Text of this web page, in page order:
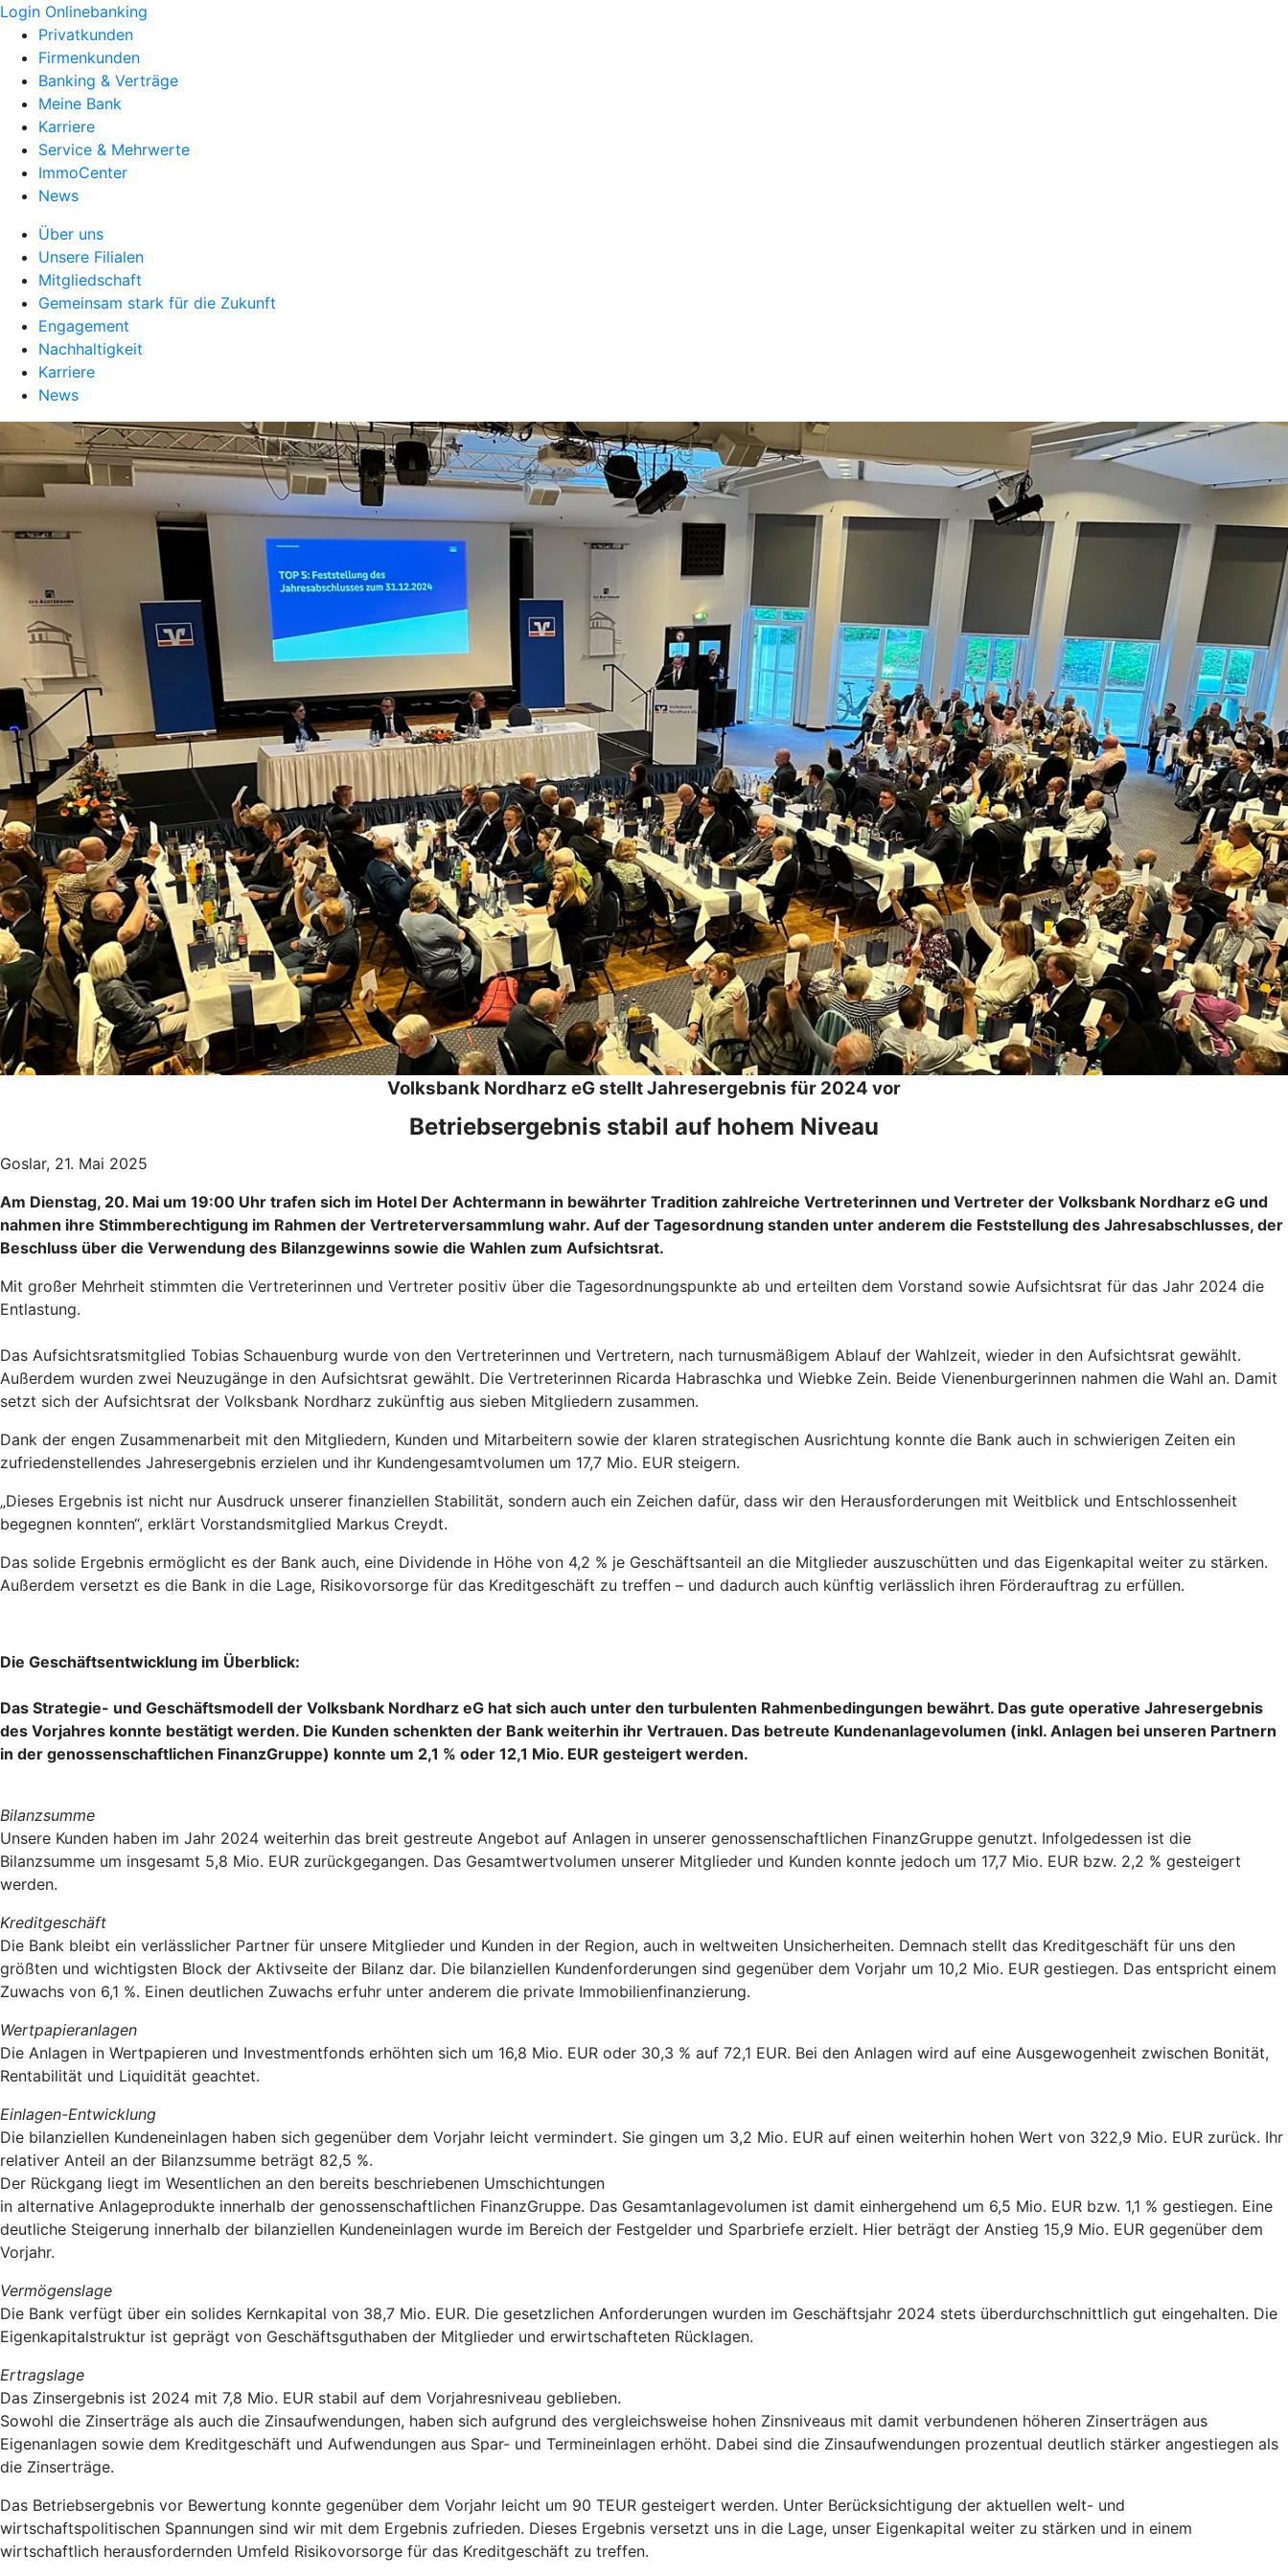
Login Onlinebanking
Privatkunden
Firmenkunden
Banking & Verträge
Meine Bank
Karriere
Service & Mehrwerte
ImmoCenter
News
Über uns
Unsere Filialen
Mitgliedschaft
Gemeinsam stark für die Zukunft
Engagement
Nachhaltigkeit
Karriere
News
Volksbank Nordharz eG stellt Jahresergebnis für 2024 vor
Betriebsergebnis stabil auf hohem Niveau
Goslar, 21. Mai 2025
Am Dienstag, 20. Mai um 19:00 Uhr trafen sich im Hotel Der Achtermann in bewährter Tradition zahlreiche Vertreterinnen und Vertreter der Volksbank Nordharz eG und
nahmen ihre Stimmberechtigung im Rahmen der Vertreterversammlung wahr. Auf der Tagesordnung standen unter anderem die Feststellung des Jahresabschlusses, der
Beschluss über die Verwendung des Bilanzgewinns sowie die Wahlen zum Aufsichtsrat.
Mit großer Mehrheit stimmten die Vertreterinnen und Vertreter positiv über die Tagesordnungspunkte ab und erteilten dem Vorstand sowie Aufsichtsrat für das Jahr 2024 die
Entlastung.
Das Aufsichtsratsmitglied Tobias Schauenburg wurde von den Vertreterinnen und Vertretern, nach turnusmäßigem Ablauf der Wahlzeit, wieder in den Aufsichtsrat gewählt.
Außerdem wurden zwei Neuzugänge in den Aufsichtsrat gewählt. Die Vertreterinnen Ricarda Habraschka und Wiebke Zein. Beide Vienenburgerinnen nahmen die Wahl an. Damit
setzt sich der Aufsichtsrat der Volksbank Nordharz zukünftig aus sieben Mitgliedern zusammen.
Dank der engen Zusammenarbeit mit den Mitgliedern, Kunden und Mitarbeitern sowie der klaren strategischen Ausrichtung konnte die Bank auch in schwierigen Zeiten ein
zufriedenstellendes Jahresergebnis erzielen und ihr Kundengesamtvolumen um 17,7 Mio. EUR steigern.
„Dieses Ergebnis ist nicht nur Ausdruck unserer finanziellen Stabilität, sondern auch ein Zeichen dafür, dass wir den Herausforderungen mit Weitblick und Entschlossenheit
begegnen konnten“, erklärt Vorstandsmitglied Markus Creydt.
Das solide Ergebnis ermöglicht es der Bank auch, eine Dividende in Höhe von 4,2 % je Geschäftsanteil an die Mitglieder auszuschütten und das Eigenkapital weiter zu stärken.
Außerdem versetzt es die Bank in die Lage, Risikovorsorge für das Kreditgeschäft zu treffen – und dadurch auch künftig verlässlich ihren Förderauftrag zu erfüllen.
Die Geschäftsentwicklung im Überblick:
Das Strategie- und Geschäftsmodell der Volksbank Nordharz eG hat sich auch unter den turbulenten Rahmenbedingungen bewährt. Das gute operative Jahresergebnis
des Vorjahres konnte bestätigt werden. Die Kunden schenkten der Bank weiterhin ihr Vertrauen. Das betreute Kundenanlagevolumen (inkl. Anlagen bei unseren Partnern
in der genossenschaftlichen FinanzGruppe) konnte um 2,1 % oder 12,1 Mio. EUR gesteigert werden.
Bilanzsumme
Unsere Kunden haben im Jahr 2024 weiterhin das breit gestreute Angebot auf Anlagen in unserer genossenschaftlichen FinanzGruppe genutzt. Infolgedessen ist die
Bilanzsumme um insgesamt 5,8 Mio. EUR zurückgegangen. Das Gesamtwertvolumen unserer Mitglieder und Kunden konnte jedoch um 17,7 Mio. EUR bzw. 2,2 % gesteigert
werden.
Kreditgeschäft
Die Bank bleibt ein verlässlicher Partner für unsere Mitglieder und Kunden in der Region, auch in weltweiten Unsicherheiten. Demnach stellt das Kreditgeschäft für uns den
größten und wichtigsten Block der Aktivseite der Bilanz dar. Die bilanziellen Kundenforderungen sind gegenüber dem Vorjahr um 10,2 Mio. EUR gestiegen. Das entspricht einem
Zuwachs von 6,1 %. Einen deutlichen Zuwachs erfuhr unter anderem die private Immobilienfinanzierung.
Wertpapieranlagen
Die Anlagen in Wertpapieren und Investmentfonds erhöhten sich um 16,8 Mio. EUR oder 30,3 % auf 72,1 EUR. Bei den Anlagen wird auf eine Ausgewogenheit zwischen Bonität,
Rentabilität und Liquidität geachtet.
Einlagen-Entwicklung
Die bilanziellen Kundeneinlagen haben sich gegenüber dem Vorjahr leicht vermindert. Sie gingen um 3,2 Mio. EUR auf einen weiterhin hohen Wert von 322,9 Mio. EUR zurück. Ihr
relativer Anteil an der Bilanzsumme beträgt 82,5 %.
Der Rückgang liegt im Wesentlichen an den bereits beschriebenen Umschichtungen
in alternative Anlageprodukte innerhalb der genossenschaftlichen FinanzGruppe. Das Gesamtanlagevolumen ist damit einhergehend um 6,5 Mio. EUR bzw. 1,1 % gestiegen. Eine
deutliche Steigerung innerhalb der bilanziellen Kundeneinlagen wurde im Bereich der Festgelder und Sparbriefe erzielt. Hier beträgt der Anstieg 15,9 Mio. EUR gegenüber dem
Vorjahr.
Vermögenslage
Die Bank verfügt über ein solides Kernkapital von 38,7 Mio. EUR. Die gesetzlichen Anforderungen wurden im Geschäftsjahr 2024 stets überdurchschnittlich gut eingehalten. Die
Eigenkapitalstruktur ist geprägt von Geschäftsguthaben der Mitglieder und erwirtschafteten Rücklagen.
Ertragslage
Das Zinsergebnis ist 2024 mit 7,8 Mio. EUR stabil auf dem Vorjahresniveau geblieben.
Sowohl die Zinserträge als auch die Zinsaufwendungen, haben sich aufgrund des vergleichsweise hohen Zinsniveaus mit damit verbundenen höheren Zinserträgen aus
Eigenanlagen sowie dem Kreditgeschäft und Aufwendungen aus Spar- und Termineinlagen erhöht. Dabei sind die Zinsaufwendungen prozentual deutlich stärker angestiegen als
die Zinserträge.
Das Betriebsergebnis vor Bewertung konnte gegenüber dem Vorjahr leicht um 90 TEUR gesteigert werden. Unter Berücksichtigung der aktuellen welt- und
wirtschaftspolitischen Spannungen sind wir mit dem Ergebnis zufrieden. Dieses Ergebnis versetzt uns in die Lage, unser Eigenkapital weiter zu stärken und in einem
wirtschaftlich herausfordernden Umfeld Risikovorsorge für das Kreditgeschäft zu treffen.